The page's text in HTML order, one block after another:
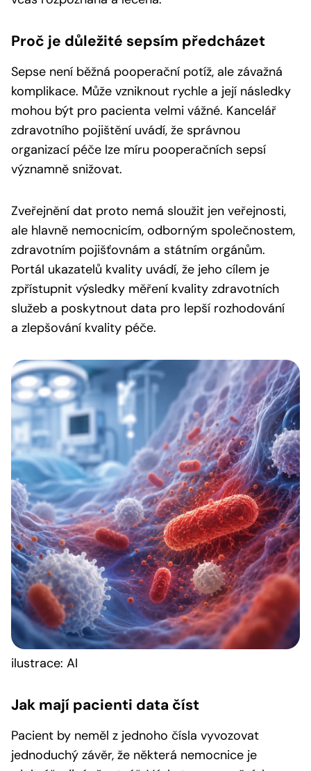
Proč je důležité sepsím předcházet
Sepse není běžná pooperační potíž, ale závažná
komplikace. Může vzniknout rychle a její následky
mohou být pro pacienta velmi vážné. Kancelář
zdravotního pojištění uvádí, že správnou
organizací péče lze míru pooperačních sepsí
významně snižovat.
Zveřejnění dat proto nemá sloužit jen veřejnosti,
ale hlavně nemocnicím, odborným společnostem,
zdravotním pojišťovnám a státním orgánům.
Portál ukazatelů kvality uvádí, že jeho cílem je
zpřístupnit výsledky měření kvality zdravotních
služeb a poskytnout data pro lepší rozhodování
a zlepšování kvality péče.
ilustrace: AI
Jak mají pacienti data číst
Pacient by neměl z jednoho čísla vyvozovat
jednoduchý závěr, že některá nemocnice je